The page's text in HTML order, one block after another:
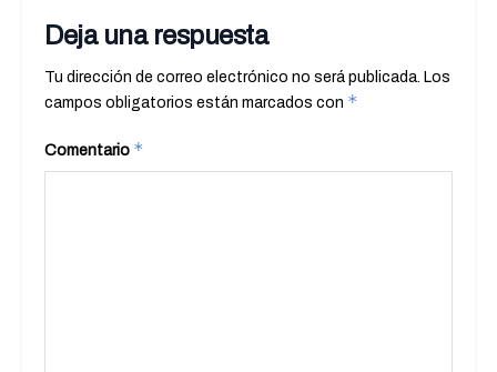
Deja una respuesta
Tu dirección de correo electrónico no será publicada. Los
campos obligatorios están marcados con *
Comentario *